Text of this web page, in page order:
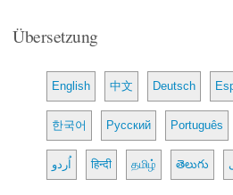
Übersetzung
English 中文 Deutsch
한국어 Русский Português
اُردو हिन्दी தமிழ் తెలుగు